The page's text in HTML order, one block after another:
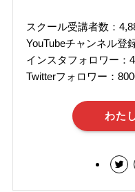
スクール受講者数：
YouTubeチャンネル登
インスタフォロワー：
Twitterフォロワー：
わた